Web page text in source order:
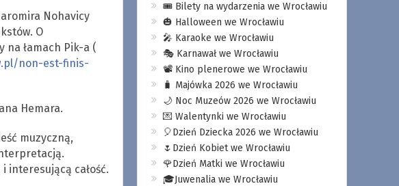
Nohavicy
O
na łamach Pik-a (
non-est-finis-
Hemara.
muzyczną,
interesującą całość.
🎟️ Bilety na wydarzenia we Wrocławiu
🎃 Halloween we Wrocławiu
🎤 Karaoke we Wrocławiu
🎭 Karnawał we Wrocławiu
📽️ Kino plenerowe we Wrocławiu
🧳 Majówka 2026 we Wrocławiu
🌙 Noc Muzeów 2026 we Wrocławiu
💌 Walentynki we Wrocławiu
🎈Dzień Dziecka 2026 we Wrocławiu
🌷Dzień Kobiet we Wrocławiu
🌹Dzień Matki we Wrocławiu
🎓Juwenalia we Wrocławiu